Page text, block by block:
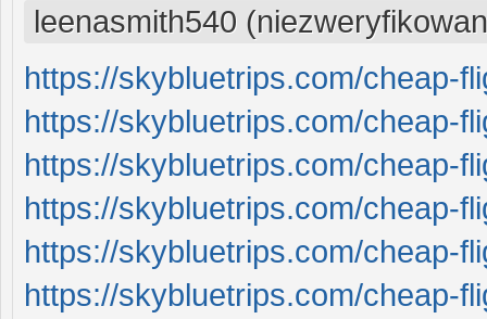
leenasmith540
https://skybluetrips.com/cheap-
https://skybluetrips.com/cheap-
https://skybluetrips.com/cheap-
https://skybluetrips.com/cheap-
https://skybluetrips.com/cheap-
https://skybluetrips.com/cheap-